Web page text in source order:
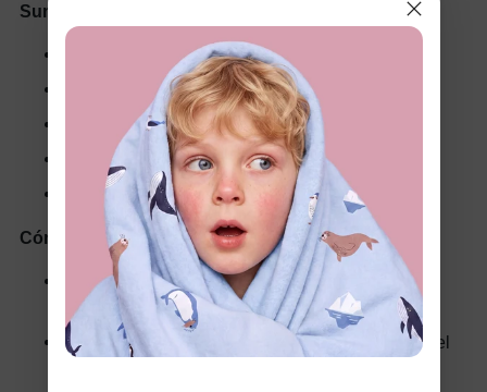
Suministros necesarios:
Rollos de papel higiénico vacíos
Confeti (hecho en casa o comprado)
Cinta o pegamento
Decoraciones (pegatinas, purpurina, etc.)
Cómo hacerlo:
Haz un nudo en el extremo de un globo y corta la
punta.
Estire el globo sobre un extremo del rollo de papel